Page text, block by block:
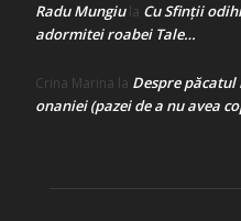
Radu Mungiula Cu Sfinții
adormitei roabei Tale…
Crina Marina la Despre
onaniei (pazei de a nu avea